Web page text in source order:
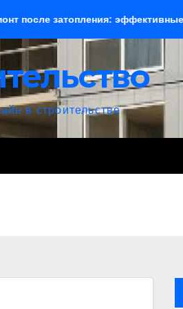
эффективные способы
в строительстве